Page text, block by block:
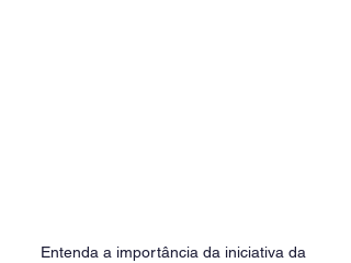
Entenda a importância da iniciativa da